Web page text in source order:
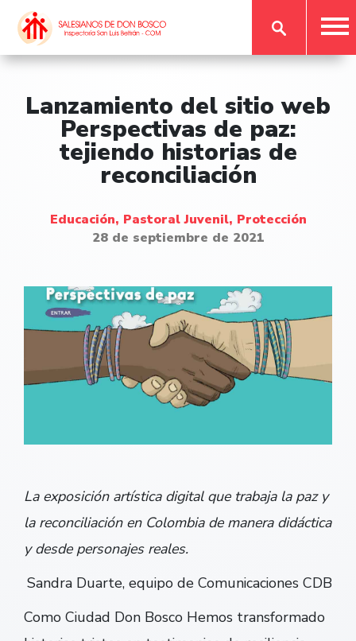
Lanzamiento del sitio web
Perspectivas de paz:
tejiendo historias de
reconciliación
Educación, Pastoral Juvenil, Protección
28 de septiembre de 2021
La exposición artística digital que trabaja la paz y
la reconciliación en Colombia de manera didáctica
y desde personajes reales.
Sandra Duarte, equipo de Comunicaciones CDB
Como Ciudad Don Bosco Hemos transformado